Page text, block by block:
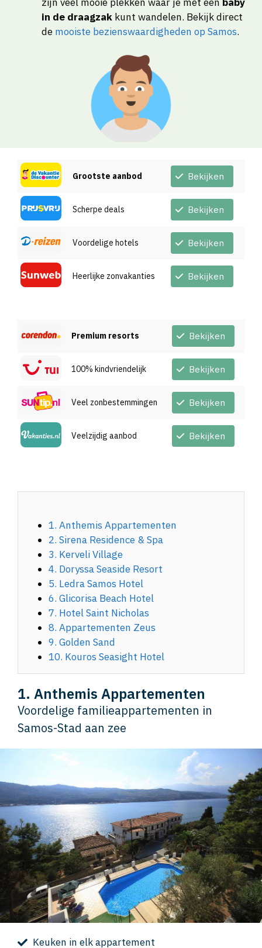
in de draagzak kunt wandelen. Bekijk direct
de mooiste bezienswaardigheden op Samos.
Grootste aanbod Bekijken
Scherpe deals Bekijken
Voordelige hotels Bekijken
Heerlijke zonvakanties Bekijken
Premium resorts Bekijken
100% kindvriendelijk Bekijken
Veel zonbestemmingen Bekijken
Veelzijdig aanbod Bekijken
1. Anthemis Appartementen
2. Sirena Residence & Spa
3. Kerveli Village
4. Doryssa Seaside Resort
5. Ledra Samos Hotel
6. Glicorisa Beach Hotel
7. Hotel Saint Nicholas
8. Appartementen Zeus
9. Golden Sand
10. Kouros Seasight Hotel
1. Anthemis Appartementen
Voordelige familieappartementen in
Samos-Stad aan zee
Keuken in elk appartement